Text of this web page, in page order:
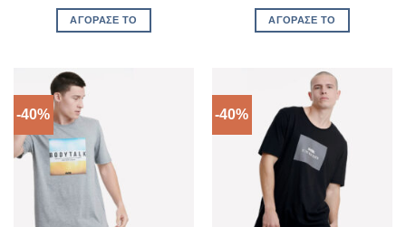
was:
€23,90.
ΑΓΌΡΑΣΈ ΤΟ
was:
€23,90.
ΑΓΌΡΑΣΈ ΤΟ
-40% -40%